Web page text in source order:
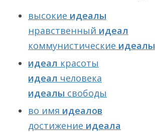
высокие идеалы
нравственный идеал
коммунистические идеалы
идеал красоты
идеал человека
идеалы свободы
во имя идеалов
достижение идеала